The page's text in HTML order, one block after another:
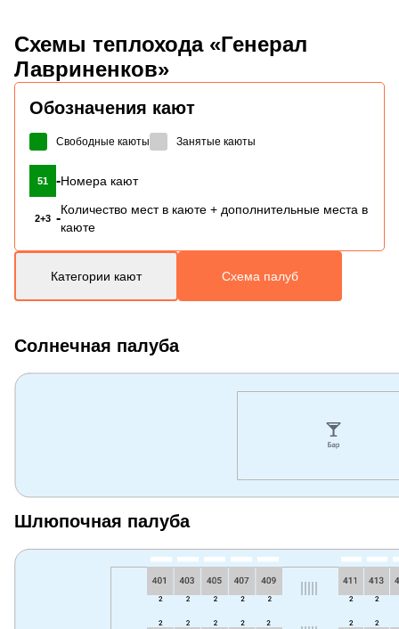
Схемы теплохода «Генерал
Лавриненков»
Обозначения кают
Свободные каюты Занятые каюты
51 -Номера кают
2+3 -
Количество мест в каюте + дополнительные места в
каюте
Категории кают Схема палуб
Солнечная палуба
Шлюпочная палуба